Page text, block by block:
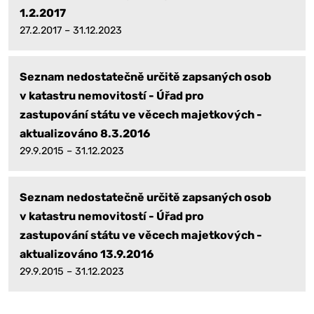
1.2.2017
27.2.2017 – 31.12.2023
Seznam nedostatečně určitě zapsaných osob
v katastru nemovitostí - Úřad pro
zastupování státu ve věcech majetkových -
aktualizováno 8.3.2016
29.9.2015 – 31.12.2023
Seznam nedostatečně určitě zapsaných osob
v katastru nemovitostí - Úřad pro
zastupování státu ve věcech majetkových -
aktualizováno 13.9.2016
29.9.2015 – 31.12.2023